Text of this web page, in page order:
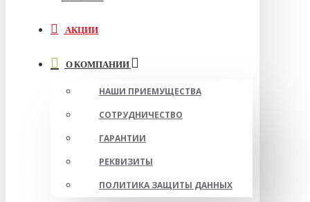
АКЦИИ
О КОМПАНИИ
НАШИ ПРИЕМУЩЕСТВА
СОТРУДНИЧЕСТВО
ГАРАНТИИ
РЕКВИЗИТЫ
ПОЛИТИКА ЗАЩИТЫ ДАННЫХ